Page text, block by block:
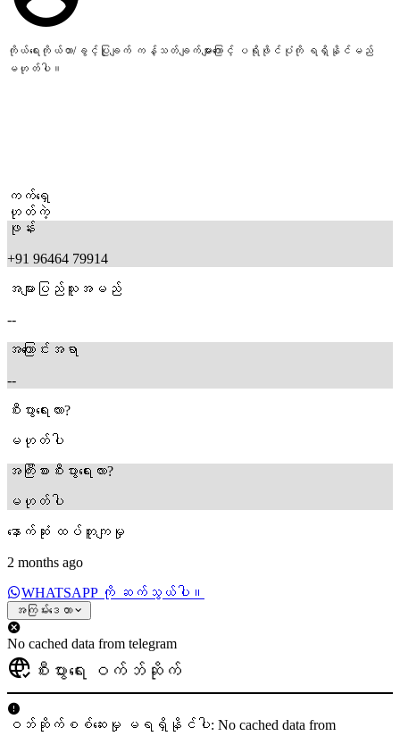
ကိုယ်ရေးကိုယ်တာ/ခွင့်ပြုချက် ကန့်သတ်ချက်များကြောင့် ပရိုဖိုင်ပုံကို ရရှိနိုင်မည်
မဟုတ်ပါ။
ကက်ရှေ
ဟုတ်ကဲ့
ဖုန်း
+91 96464 79914
အများပြည်သူအမည်
--
အကြောင်းအရာ
--
စီးပွားရေးလား?
မဟုတ်ပါ
အကြီးစားစီးပွားရေးလား?
မဟုတ်ပါ
နောက်ဆုံး ထပ်တူကျမှု
2 months ago
WHATSAPP ကို ဆက်သွယ်ပါ။
အကြမ်းဒေတာ
No cached data from telegram
စီးပွားရေး ဝက်ဘ်ဆိုက်
ဝဘ်ဆိုက်စစ်ဆေးမှု မရရှိနိုင်ပါ: No cached data from